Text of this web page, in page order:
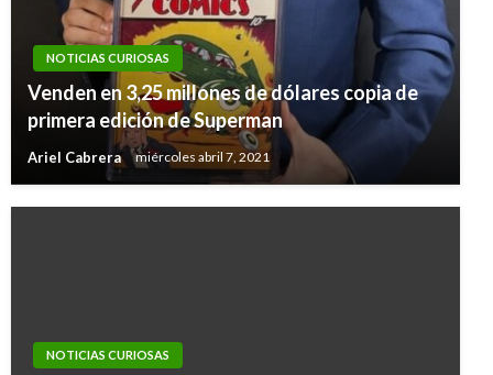
NOTICIAS CURIOSAS
Venden en 3,25 millones de dólares copia de
primera edición de Superman
Ariel Cabrera miércoles abril 7, 2021
NOTICIAS CURIOSAS